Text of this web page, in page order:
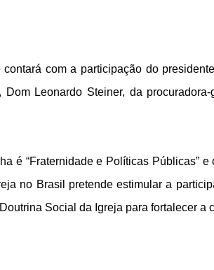
com a participação do
Dom Leonardo Steiner, da
é “Fraternidade e Políticas Públicas”
no Brasil pretende estimular a
Social da Igreja para fortalecer a